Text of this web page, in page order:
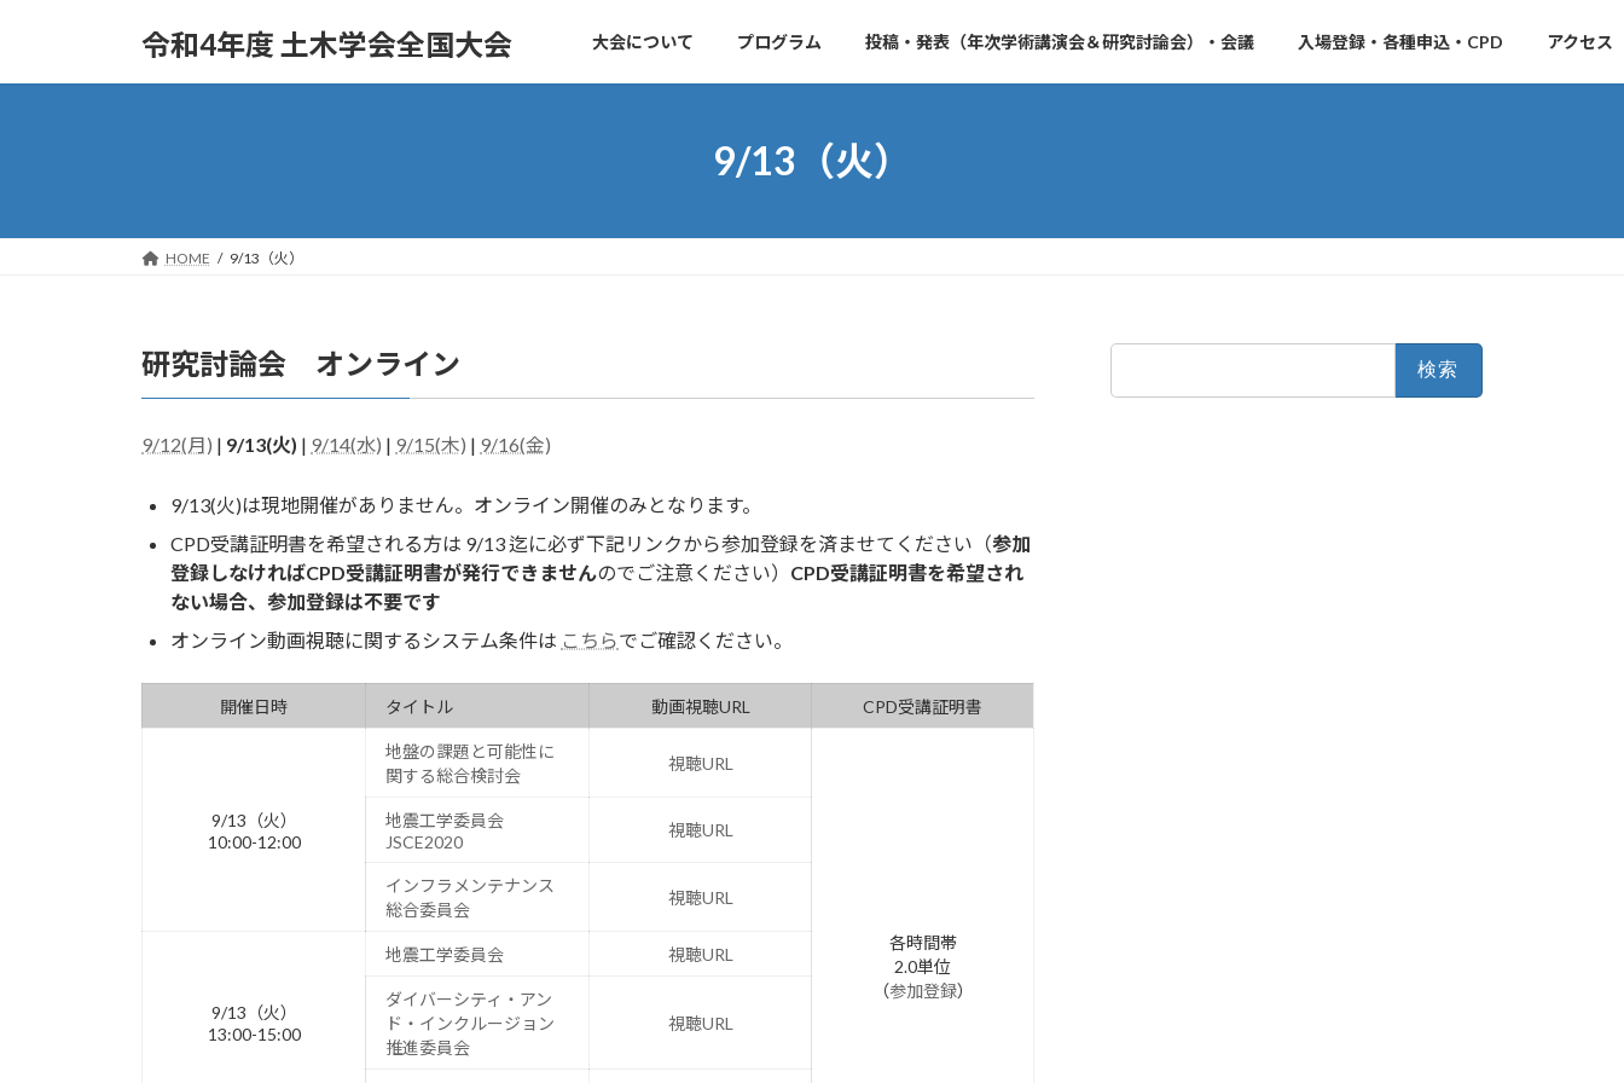
ッ
移
令和4年度 土木学会全国大会 大会について プログラム 投稿・発表（年次学術講演会＆研究討論会）・会議 入場登録・各種申込・CPD アクセス
9/13（火）
HOME 9/13（火）
研究討論会 オンライン
9/12(月) | 9/13(火) | 9/14(水) | 9/15(木) | 9/16(金)
9/13(火)は現地開催がありません。オンライン開催のみとなります。
CPD受講証明書を希望される方は 9/13 迄に必ず下記リンクから参加登録を済ませてください（参加
登録しなければCPD受講証明書が発行できませんのでご注意ください） CPD受講証明書を希望され
ない場合、参加登録は不要です
オンライン動画視聴に関するシステム条件は こちらでご確認ください。
開催日時 タイトル 動画視聴URL CPD受講証明書
9/13（火）
10:00-12:00
地盤の課題と可能性に
関する総合検討会
視聴URL
各時間帯
2.0単位
（参加登録）
地震工学委員会
JSCE2020
視聴URL
インフラメンテナンス
総合委員会
視聴URL
9/13（火）
13:00-15:00
地震工学委員会 視聴URL
ダイバーシティ・アン
ド・インクルージョン
推進委員会
視聴URL